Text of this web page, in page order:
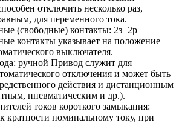
отключить несколько раз,
для переменного тока.
(свободные) контакты: 2з+2р
контакты указывает на положение
выключателя.
ручной Привод служит для
отключения и может быть
действия и дистанционным
пневматическим и др.).
токов короткого замыкания:
кратности номинальному току, при